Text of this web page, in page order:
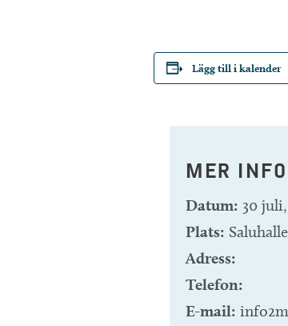
Lägg till i kalender
MER INFO
Datum: 30
Plats:
Adress:
Telefon:
E-mail: